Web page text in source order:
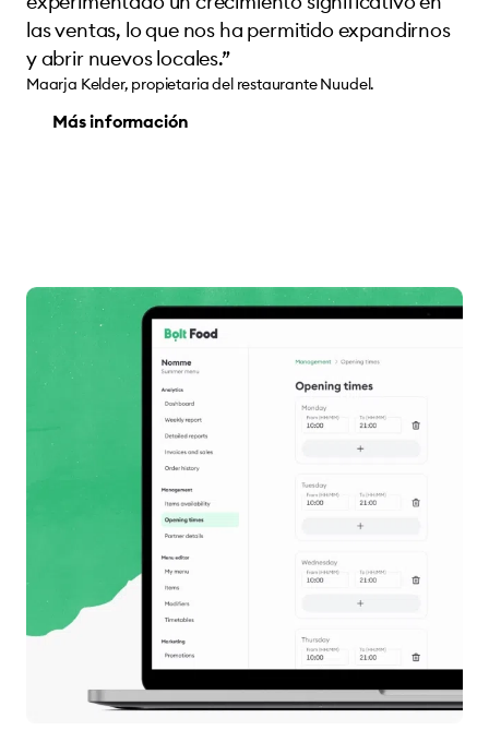
las ventas, lo que nos ha permitido expandirnos
y abrir nuevos locales.”
Maarja Kelder, propietaria del restaurante Nuudel.
Más información